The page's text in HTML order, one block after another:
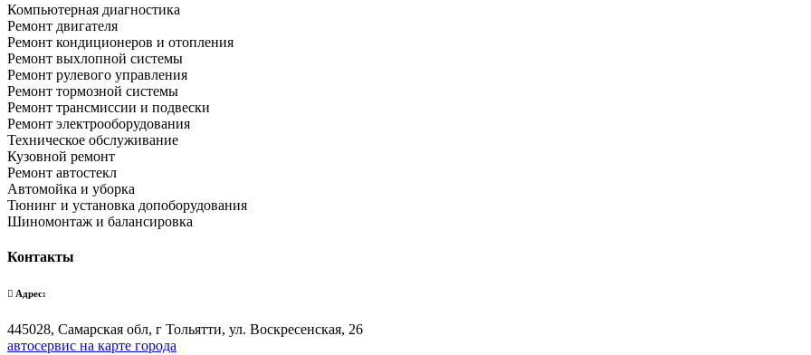
Компьютерная диагностика
Ремонт двигателя
Ремонт кондиционеров и отопления
Ремонт выхлопной системы
Ремонт рулевого управления
Ремонт тормозной системы
Ремонт трансмиссии и подвески
Ремонт электрооборудования
Техническое обслуживание
Кузовной ремонт
Ремонт автостекл
Автомойка и уборка
Тюнинг и установка допоборудования
Шиномонтаж и балансировка
Контакты
Адрес:
445028, Самарская обл, г Тольятти, ул. Воскресенская, 26
автосервис на карте города